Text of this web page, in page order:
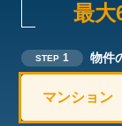
最大
STEP 1 物件
マンション